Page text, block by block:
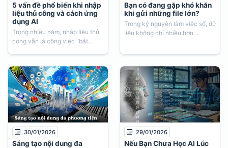
5 vấn đề phổ biến khi nhập
liệu thủ công và cách ứng
dụng AI
Trong nhiều năm, nhập liệu thủ
công vẫn là công việc “bắt...
Bạn có đang gặp khó khăn
khi gửi những file lớn?
Trong kỷ nguyên làm việc số, dữ
liệu không chỉ nhiều hơn ...
30/01/2026
Sáng tạo nội dung đa
29/01/2026
Nếu Bạn Chưa Học AI Lúc